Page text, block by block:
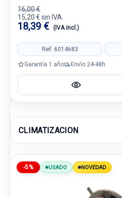
16,00 €
15,20 € sin IVA.
18,39 € (IVA incl.)
Ref: 6014683
Garantía 1 año Envío 24-48h
CLIMATIZACION
-5% USADO NOVEDAD